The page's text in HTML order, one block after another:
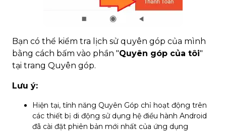
Bạn có thể kiểm tra lịch sử quyên góp của mình
bằng cách bấm vào phần "Quyên góp của tôi"
tại trang Quyên góp.
Lưu ý:
Hiện tại, tính năng Quyên Góp chỉ hoạt động trên
các thiết bị di động sử dụng hệ điều hành Android
đã cài đặt phiên bản mới nhất của ứng dụng